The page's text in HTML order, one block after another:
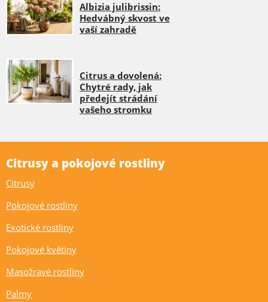
Albizia julibrissin:
Hedvábný skvost ve
vaší zahradě
Citrus a dovolená:
Chytré rady, jak
předejít strádání
vašeho stromku
Citrusy a pokojové rostliny
Citrusy
Pokojové rostliny
Exotické rostliny
Pokojové květiny
Masožravé rostliny
Palmy